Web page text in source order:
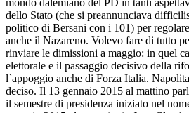
mondo dalemiano del PD in tanti
dello Stato (che si preannunciava
politico di Bersani con i 101) per
anche il Nazareno. Volevo fare di tutto
rinviare le dimissioni a maggio: in quel
elettorale e il passaggio decisivo della
l`appoggio anche di Forza Italia.
deciso. Il 13 gennaio 2015 al mattino
il semestre di presidenza iniziato nel